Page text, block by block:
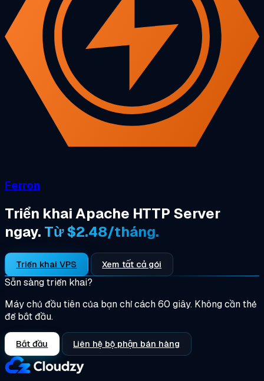
Ferron
Triển khai Apache HTTP Server
ngay. Từ $2.48/tháng.
Triển khai VPS Xem tất cả gói
Sẵn sàng triển khai?
Máy chủ đầu tiên của bạn chỉ cách 60 giây. Không cần thẻ
để bắt đầu.
Bắt đầu Liên hệ bộ phận bán hàng